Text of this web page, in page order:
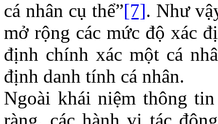
cá nhân cụ thể”[7]. Như
mở rộng các mức độ xác
định chính xác một cá
định danh tính cá nhân.
Ngoài khái niệm thông
ràng, các hành vi tác